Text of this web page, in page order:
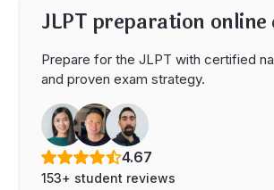
JLPT preparation online
Prepare for the JLPT with certified
and proven exam strategy.
4.67
153+ student reviews